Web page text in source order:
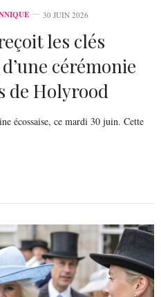
30 JUIN 2026
les clés
cérémonie
de Holyrood
écossaise, ce mardi 30 juin. Cette